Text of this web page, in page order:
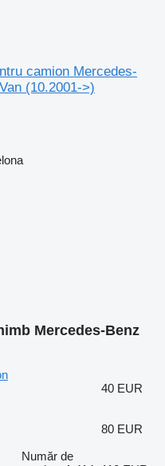
camion Mercedes-
(10.2001->)
Mercedes-Benz
40 EUR
80 EUR
Număr de